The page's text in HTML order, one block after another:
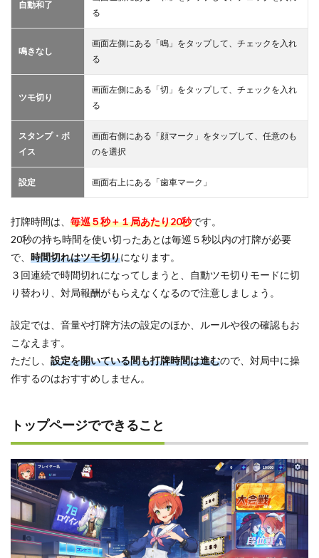
自動和了
る
鳴きなし
画面左側にある「鳴」をタップして、チェックを入れ
る
ツモ切り
画面左側にある「切」をタップして、チェックを入れ
る
スタンプ・ボ
イス
画面右側にある「顔マーク」をタップして、任意のも
のを選択
設定 画面右上にある「歯車マーク」
打牌時間は、 毎巡５秒＋１局あたり20秒です。
20秒の持ち時間を使い切ったあとは毎巡５秒以内の打牌が必要
で、 時間切れはツモ切りになります。
３回連続で時間切れになってしまうと、自動ツモ切りモードに切
り替わり、対局報酬がもらえなくなるので注意しましょう。
設定では、音量や打牌方法の設定のほか、ルールや役の確認もお
こなえます。
ただし、 設定を開いている間も打牌時間は進むので、対局中に操
作するのはおすすめしません。
トップページでできること